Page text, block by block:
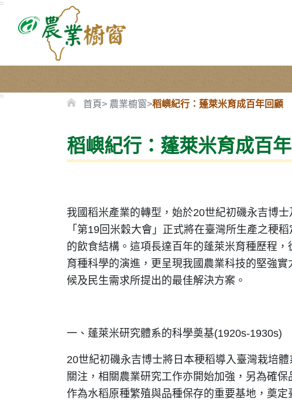
:::
:::
首頁 農業櫥窗 稻嶼紀行：蓬萊米育成百年回顧
稻嶼紀行：蓬萊米育成百
我國稻米產業的轉型，始於20世紀初磯永吉博
「第19回米穀大會」正式將在臺灣所生產之稉
的飲食結構。這項長達百年的蓬萊米育種歷程
育種科學的演進，更呈現我國農業科技的堅強
候及民生需求所提出的最佳解決方案。
一、蓬萊米研究體系的科學奠基(1920s-1930s)
20世紀初磯永吉博士將日本稉稻導入臺灣栽培
關注，相關農業研究工作亦開始加強，另為確
作為水稻原種繁殖與品種保存的重要基地，奠